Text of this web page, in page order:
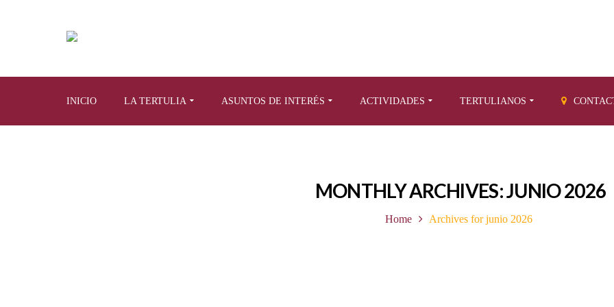
INICIO LA TERTULIA ASUNTOS DE INTERÉS ACTIVIDADES TERTULIANOS
MONTHLY ARCHIVES: JUNIO 2026
Home Archives for junio 2026